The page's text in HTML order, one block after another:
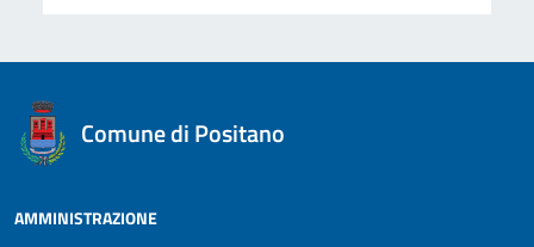
logo Unione Europea
Comune di Positano
AMMINISTRAZIONE